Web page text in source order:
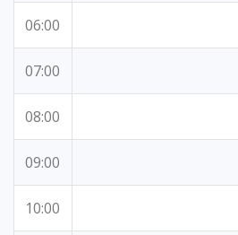
06:00
07:00
08:00
09:00
10:00